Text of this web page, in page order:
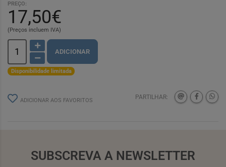
PREÇO:
17,50€
(Preços incluem IVA)
ADICIONAR
Disponibilidade limitada
ADICIONAR AOS FAVORITOS PARTILHAR:
SUBSCREVA A NEWSLETTER